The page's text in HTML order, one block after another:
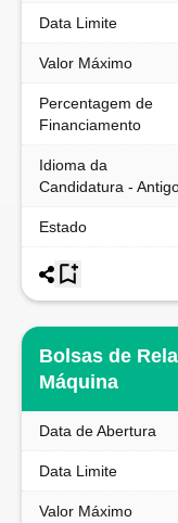
Data Limite
Valor Máximo
Percentagem de
Financiamento
Idioma da
Candidatura -
Estado
Bolsas de
Máquina
Data de Abertura
Data Limite
Valor Máximo